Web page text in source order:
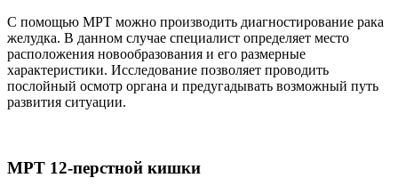
С помощью МРТ можно производить диагностирование рака
желудка. В данном случае специалист определяет место
расположения новообразования и его размерные
характеристики. Исследование позволяет проводить
послойный осмотр органа и предугадывать возможный путь
развития ситуации.
МРТ 12-перстной кишки